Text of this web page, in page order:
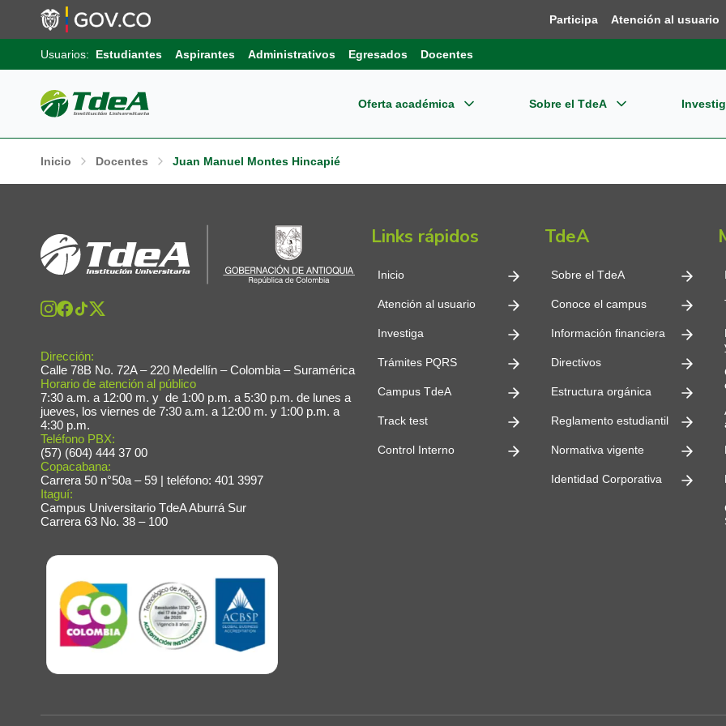
Participa Atención al usuario
Usuarios: Estudiantes Aspirantes Administrativos Egresados Docentes
Oferta académica
Educación Continua
Facultades
Sobre el TdeA
Complejo Financiero y Centro de Negocios
Inicio Docentes Juan Manuel Montes Hincapié
Dirección:
Calle 78B No. 72A – 220 Medellín – Colombia – Suramérica
Horario de atención al público
7:30 a.m. a 12:00 m. y de 1:00 p.m. a 5:30 p.m. de lunes a
jueves, los viernes de 7:30 a.m. a 12:00 m. y 1:00 p.m. a
4:30 p.m.
Teléfono PBX:
(57) (604) 444 37 00
Copacabana:
Carrera 50 n°50a – 59 | teléfono: 401 3997
Itaguí:
Campus Universitario TdeA Aburrá Sur
Carrera 63 No. 38 – 100
Links rápidos
Inicio
Atención al usuario
Investiga
Trámites PQRS
Campus TdeA
Track test
Control Interno
TdeA
Sobre el TdeA
Conoce el campus
Información financiera
Directivos
Estructura orgánica
Reglamento estudiantil
Normativa vigente
Identidad Corporativa